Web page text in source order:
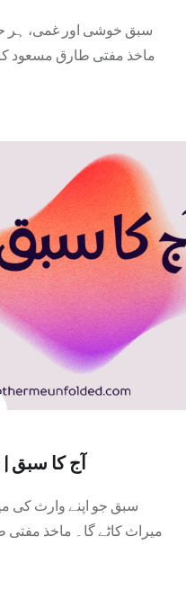
سبق خوشی اور غمی، ہر
آج کا سبق | سبق
سبق جو اپنے وارث کی
میراث کاٹے گا۔ ماخذ مفتی